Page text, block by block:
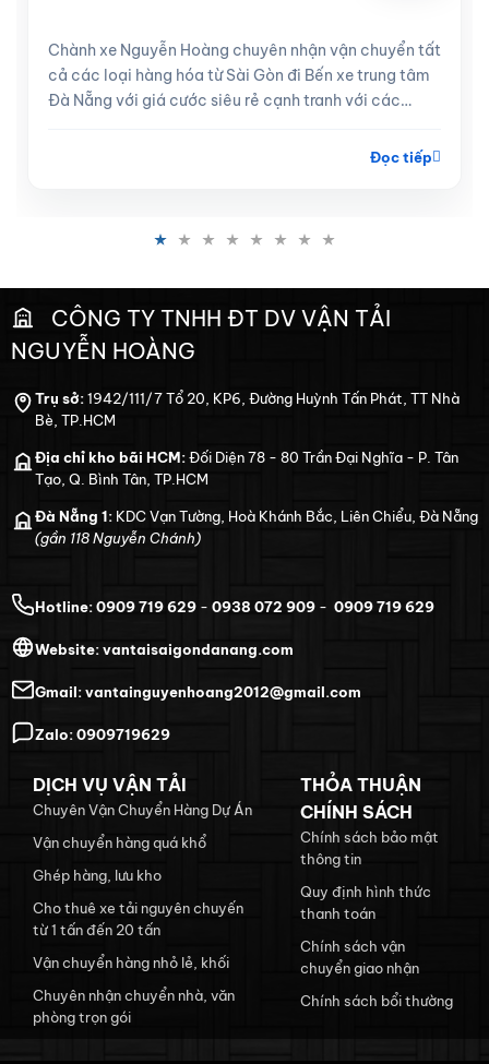
Chành xe Nguyễn Hoàng chuyên nhận vận chuyển tất
cả các loại hàng hóa từ Sài Gòn đi Bến xe trung tâm
Đà Nẵng với giá cước siêu rẻ cạnh tranh với các
Đọc tiếp
CÔNG TY TNHH ĐT DV VẬN TẢI
NGUYỄN HOÀNG
Trụ sở:1942/111/7 Tổ 20, KP6, Đường Huỳnh Tấn Phát, TT Nhà
Bè, TP.HCM
Địa chỉ kho bãi HCM:Đối Diện 78 - 80 Trần Đại Nghĩa - P. Tân
Tạo, Q. Bình Tân, TP.HCM
Đà Nẵng 1: KDC Vạn Tường, Hoà Khánh Bắc, Liên Chiểu, Đà Nẵng
(gần 118 Nguyễn Chánh)
Hotline:0909 719 629 - 0938 072 909 - 0909 719 629
Website:vantaisaigondanang.com
Gmail:vantainguyenhoang2012@gmail.com
Zalo:0909719629
DỊCH VỤ VẬN TẢI
Chuyên Vận Chuyển Hàng Dự Án
Vận chuyển hàng quá khổ
Ghép hàng, lưu kho
Cho thuê xe tải nguyên chuyến
từ 1 tấn đến 20 tấn
Vận chuyển hàng nhỏ lẻ, khối
Chuyên nhận chuyển nhà, văn
phòng trọn gói
THỎA THUẬN
CHÍNH SÁCH
Chính sách bảo mật
thông tin
Quy định hình thức
thanh toán
Chính sách vận
chuyển giao nhận
Chính sách bổi thường